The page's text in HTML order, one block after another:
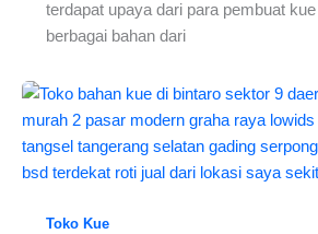
terdapat upaya dari para pembuat
berbagai bahan dari
Toko Kue